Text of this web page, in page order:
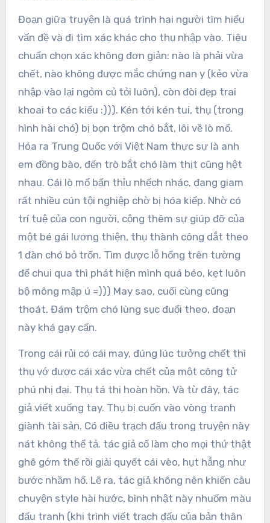
Đoạn giữa truyện là quá trình hai người tìm hiểu
vấn đề và đi tìm xác khác cho thụ nhập vào. Tiêu
chuẩn chọn xác không đơn giản: nào là phải vừa
chết, nào không được mắc chứng nan y (kẻo vừa
nhập vào lại ngỏm củ tỏi luôn), còn đòi đẹp trai
khoai to các kiểu :))). Kén tới kén tui, thụ (trong
hình hài chó) bị bọn trộm chó bắt, lôi về lò mổ.
Hóa ra Trung Quốc với Việt Nam thực sự là anh
em đồng bào, đến trò bắt chó làm thịt cũng hệt
nhau. Cái lò mổ bẩn thỉu nhếch nhác, đang giam
rất nhiều cún tội nghiệp chờ bị hóa kiếp. Nhờ có
trí tuệ của con người, cộng thêm sự giúp đỡ của
một bé gái lương thiện, thụ thành công dắt theo
1 đàn chó bỏ trốn. Tìm được lỗ hổng trên tường
để chui qua thì phát hiện mình quá béo, kẹt luôn
bộ mông mập ú =))) May sao, cuối cùng cũng
thoát. Đám trộm chó lùng sục đuổi theo, đoạn
này khá gay cấn.
Trong cái rủi có cái may, đúng lúc tưởng chết thì
thụ vớ được cái xác vừa chết của một công tử
phú nhị đại. Thụ tá thi hoàn hồn. Và từ đây, tác
giả viết xuống tay. Thụ bị cuốn vào vòng tranh
giành tài sản. Có điều trạch đấu trong truyện này
nát không thể tả. tác giả cố làm cho mọi thứ thật
ghê gớm thế rồi giải quyết cái vèo, hụt hẫng như
bước nhầm hố. Lẽ ra, tác giả không nên khiến câu
chuyện style hài hước, bình nhật này nhuốm màu
đấu tranh (khi trình viết trạch đấu của bản thân